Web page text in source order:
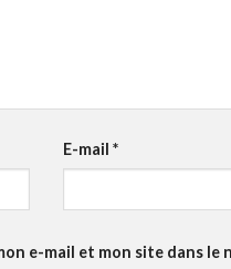
E-mail*
e-mail et mon site dans